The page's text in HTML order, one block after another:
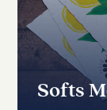
Softs